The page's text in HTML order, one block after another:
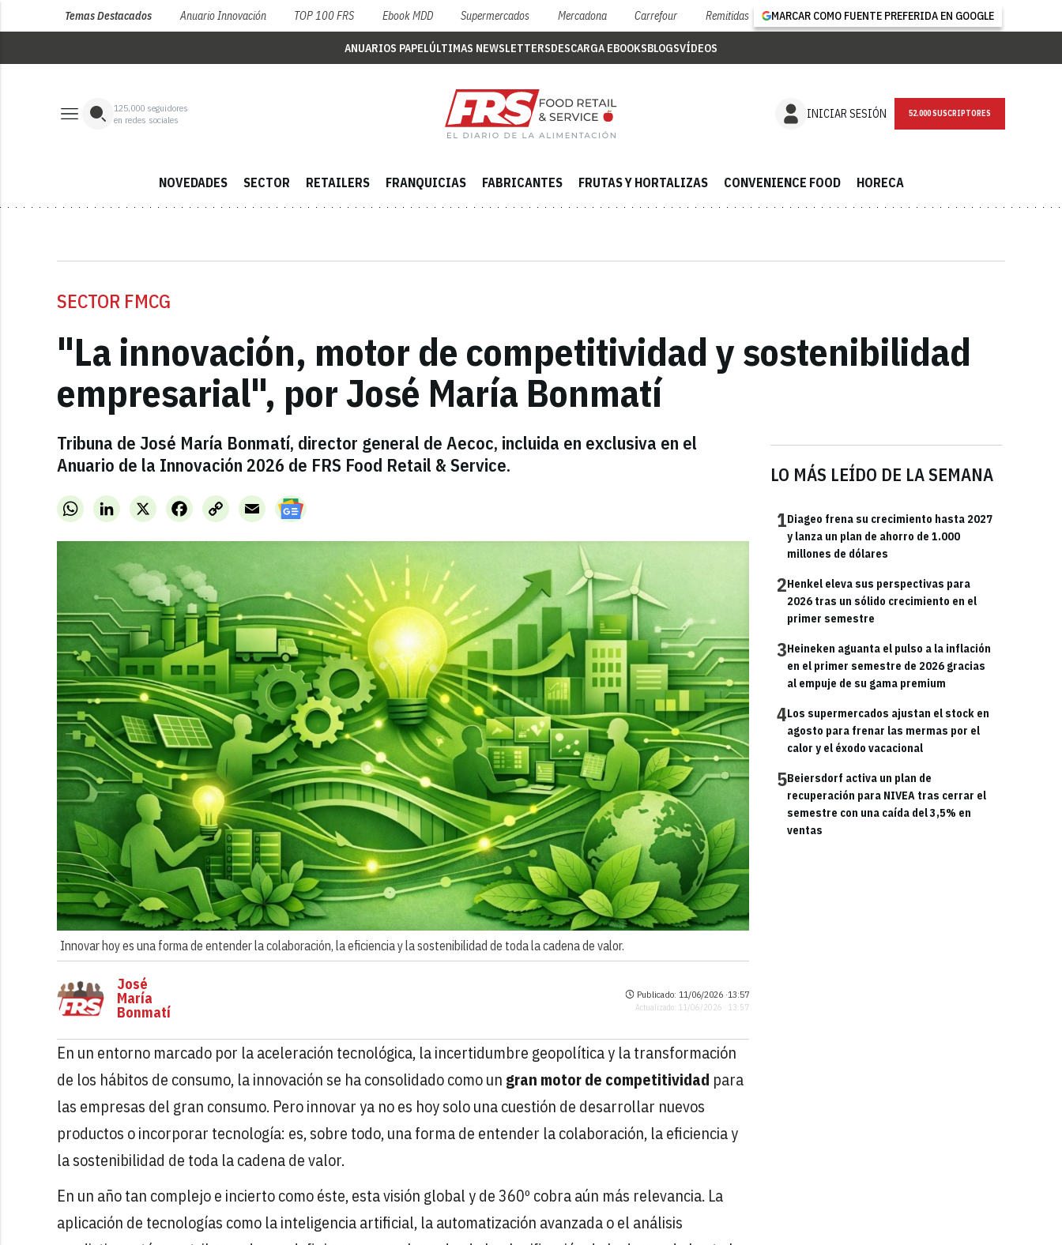
Temas Destacados Anuario Innovación TOP 100 FRS Ebook MDD Supermercados Mercadona Carrefour Remitidas MARCAR COMO FUENTE PREFERIDA EN GOOGLE
ANUARIOS PAPELÚLTIMAS NEWSLETTERSDESCARGA EBOOKSBLOGSVÍDEOS
125,000 seguidores
en redes sociales
INICIAR SESIÓN NEWSLETTER
NOVEDADES SECTOR RETAILERS FRANQUICIAS FABRICANTES FRUTAS Y HORTALIZAS CONVENIENCE FOOD HORECA
SECTOR FMCG
"La innovación, motor de competitividad y sostenibilidad
empresarial", por José María Bonmatí
Tribuna de José María Bonmatí, director general de Aecoc, incluida en exclusiva en el
Anuario de la Innovación 2026 de FRS Food Retail & Service.
WhatsAppLinkedInX FacebookCopy
Link
Email
Innovar hoy es una forma de entender la colaboración, la eficiencia y la sostenibilidad de toda la cadena de valor.
LO MÁS LEÍDO DE LA SEMANA
1Diageo frena su crecimiento hasta 2027
y lanza un plan de ahorro de 1.000
millones de dólares
2Henkel eleva sus perspectivas para
2026 tras un sólido crecimiento en el
primer semestre
3Heineken aguanta el pulso a la inflación
en el primer semestre de 2026 gracias
al empuje de su gama premium
4Los supermercados ajustan el stock en
agosto para frenar las mermas por el
calor y el éxodo vacacional
5Beiersdorf activa un plan de
recuperación para NIVEA tras cerrar el
semestre con una caída del 3,5% en
ventas
José
María
Bonmatí
Publicado: 11/06/2026 ·13:57
Actualizado: 11/06/2026 · 13:57
En un entorno marcado por la aceleración tecnológica, la incertidumbre geopolítica y la transformación
de los hábitos de consumo, la innovación se ha consolidado como un gran motor de competitividad para
las empresas del gran consumo. Pero innovar ya no es hoy solo una cuestión de desarrollar nuevos
productos o incorporar tecnología: es, sobre todo, una forma de entender la colaboración, la eficiencia y
la sostenibilidad de toda la cadena de valor.
En un año tan complejo e incierto como éste, esta visión global y de 360º cobra aún más relevancia. La
aplicación de tecnologías como la inteligencia artificial, la automatización avanzada o el análisis